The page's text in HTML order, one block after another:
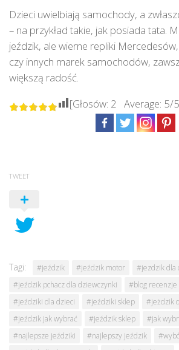
Dzieci uwielbiają samochody, a
– na przykład takie, jak posiada tata.
jeździk, ale wierne repliki
czy innych marek samochodów,
większą radość.
[Głosów: 2 Average: 5/
TWEET
Tagi: #jeździk #jeździk motor
#jezdzik dla
#jeździk pchacz dla dziewczynki
#blog recenzje
#jeździki dla dzieci
#jeździki sklep
#jeżdzik
#jeździk jak wybrać
#jeździk sklep
#jak
#najlepsze jeździki
#najlepszy jeździk